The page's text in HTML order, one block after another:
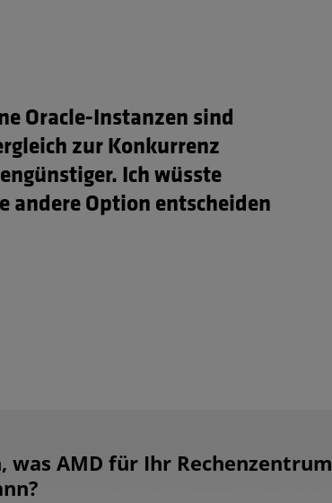
Oracle-Instanzen sind
zur Konkurrenz
Ich wüsste
andere Option entscheiden
AMD für Ihr Rechenzentrum